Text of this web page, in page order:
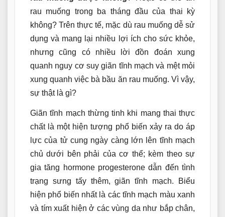
rau muống trong ba tháng đầu của thai kỳ
không? Trên thực tế, mặc dù rau muống dễ sử
dụng và mang lại nhiều lợi ích cho sức khỏe,
nhưng cũng có nhiều lời đồn đoán xung
quanh nguy cơ suy giãn tĩnh mạch và mệt mỏi
xung quanh việc bà bầu ăn rau muống. Vì vậy,
sự thật là gì?
Giãn tĩnh mạch thừng tinh khi mang thai thực
chất là một hiện tượng phổ biến xảy ra do áp
lực của tử cung ngày càng lớn lên tĩnh mạch
chủ dưới bên phải của cơ thể; kèm theo sự
gia tăng hormone progesterone dẫn đến tình
trạng sưng tấy thêm, giãn tĩnh mạch. Biểu
hiện phổ biến nhất là các tĩnh mạch màu xanh
và tím xuất hiện ở các vùng da như bắp chân,